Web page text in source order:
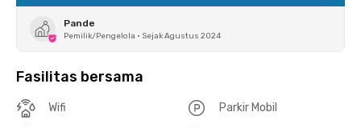
Pande
Pemilik/Pengelola • Sejak Agustus 2024
Fasilitas bersama
Wifi Parkir Mobil